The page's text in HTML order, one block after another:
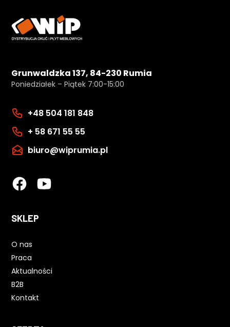
Grunwaldzka 137, 84-230 Rumia
Poniedziałek – Piątek 7:00-15:00
+48 504 181 848
+ 58 671 55 55
biuro@wiprumia.pl
SKLEP
O nas
Praca
Aktualności
B2B
Kontakt